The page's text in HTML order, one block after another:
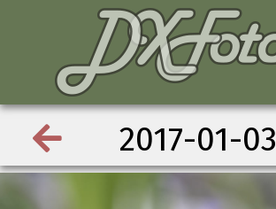
2017-01-03